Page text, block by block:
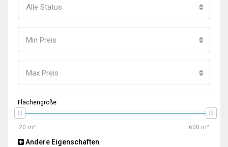
Alle Status
Min Preis
Max Preis
Flächengröße
Andere Eigenschaften